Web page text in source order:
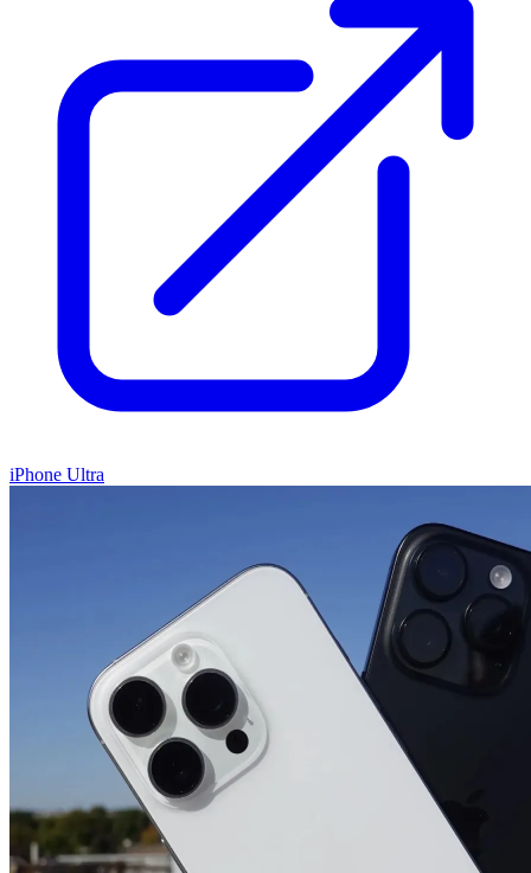
iPhone Ultra